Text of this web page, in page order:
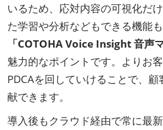
いるため、応対内容の可視化だ
た学習や分析などもできる機能
「COTOHA Voice Insight 音声
魅力的なポイントです。 よりお
PDCAを回していけることで、
献できます。
導入後もクラウド経由で常に最